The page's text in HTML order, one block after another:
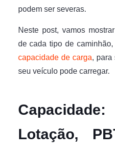
podem ser severas.
Neste post, vamos
de cada tipo de caminhão,
capacidade de carga, para
seu veículo pode carregar.
Lotação,